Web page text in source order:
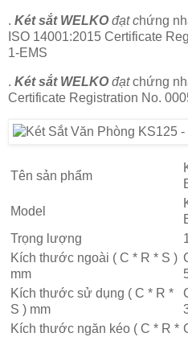
. Két sắt WELKOđạt chứng
ISO 14001:2015 Certificate
1-EMS
. Két sắt WELKOđạtchứng
Certificate Registration No.
Tên sản phẩm
Model
Trọng lượng
Kích thước ngoài ( C * R * S )
mm
Kích thước sử dụng ( C * R *
S ) mm
Kích thước ngăn kéo ( C * R *